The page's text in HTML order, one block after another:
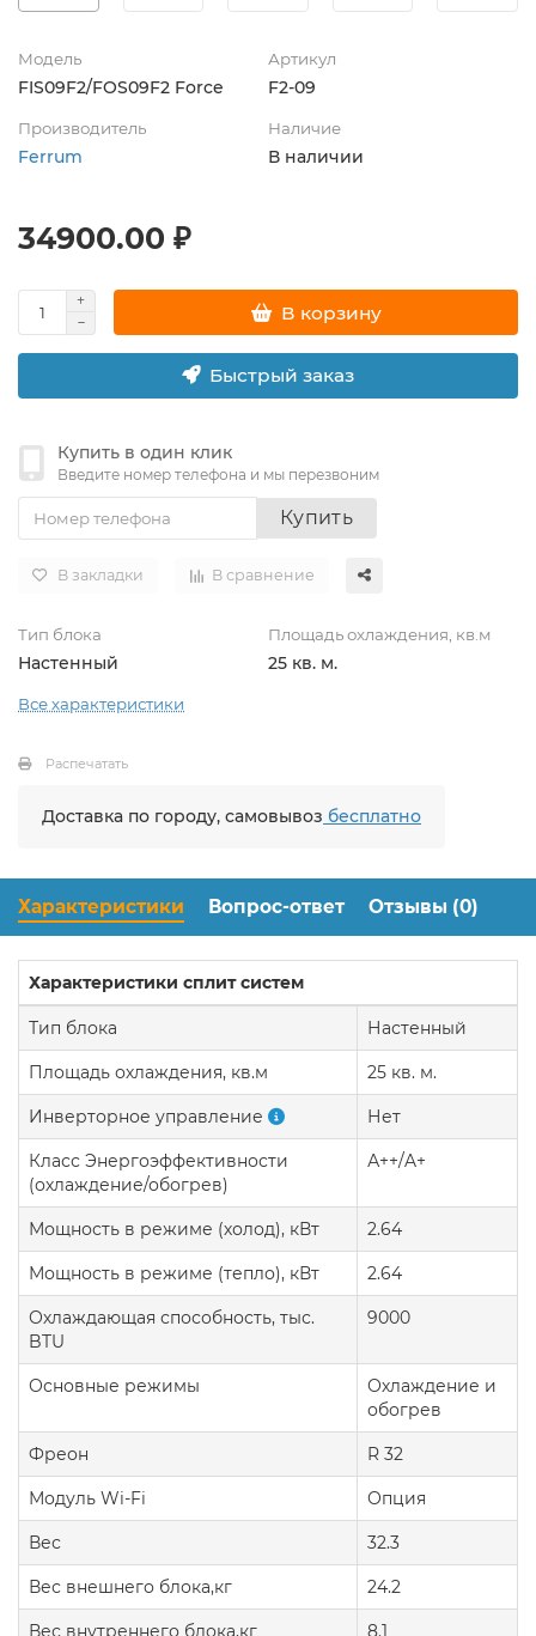
Модель
FIS09F2/FOS09F2 Force
Артикул
F2-09
Производитель
Ferrum
Наличие
В наличии
34900.00 ₽
В корзину
Быстрый заказ
Купить в один клик
Введите номер телефона и мы перезвоним
Купить
В закладки В сравнение
Тип блока
Настенный
Площадь охлаждения, кв.м
25 кв. м.
Все характеристики
Распечатать
Доставка по городу, самовывоз бесплатно
Характеристики Вопрос-ответ Отзывы (0)
Характеристики сплит систем
Тип блока Настенный
Площадь охлаждения, кв.м 25 кв. м.
Инверторное управление Нет
Класс Энергоэффективности
(охлаждение/обогрев)
А++/A+
Мощность в режиме (холод), кВт 2.64
Мощность в режиме (тепло), кВт 2.64
Охлаждающая способность, тыс.
BTU
9000
Основные режимы
Охлаждение и
обогрев
Фреон R 32
Модуль Wi-Fi Опция
Вес 32.3
Вес внешнего блока,кг 24.2
Вес внутреннего блока,кг 8.1